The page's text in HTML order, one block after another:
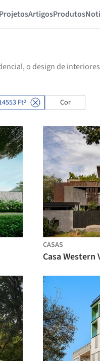
ProjetosArtigosProdutos
o design de
Ft2 Cor
CASAS
Casa Western